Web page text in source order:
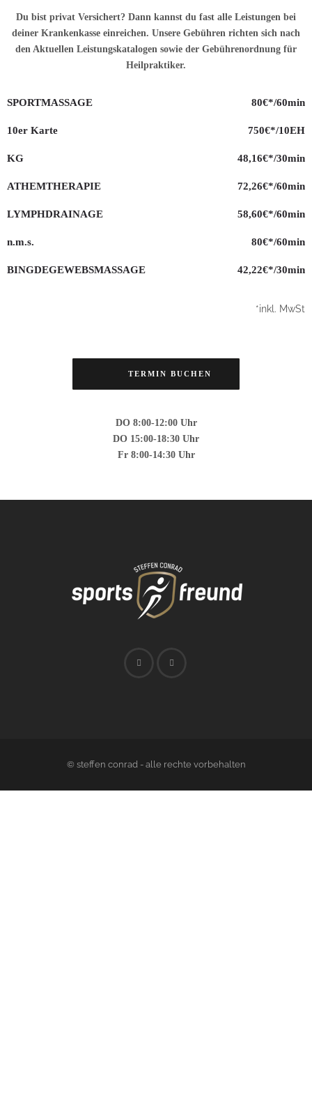
Du bist privat Versichert? Dann kannst du fast alle Leistungen bei
deiner Krankenkasse einreichen. Unsere Gebühren richten sich nach
den Aktuellen Leistungskatalogen sowie der Gebührenordnung für
Heilpraktiker.
SPORTMASSAGE 80€*/60min
10er Karte 750€*/10EH
KG 48,16€*/30min
ATHEMTHERAPIE 72,26€*/60min
LYMPHDRAINAGE 58,60€*/60min
n.m.s. 80€*/60min
BINGDEGEWEBSMASSAGE 42,22€*/30min
*inkl. MwSt
TERMIN BUCHEN
DO 8:00-12:00 Uhr
DO 15:00-18:30 Uhr
Fr 8:00-14:30 Uhr
© steffen conrad - alle rechte vorbehalten